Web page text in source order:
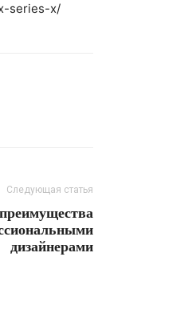
series-x/
Следующая статья
дизайнерами